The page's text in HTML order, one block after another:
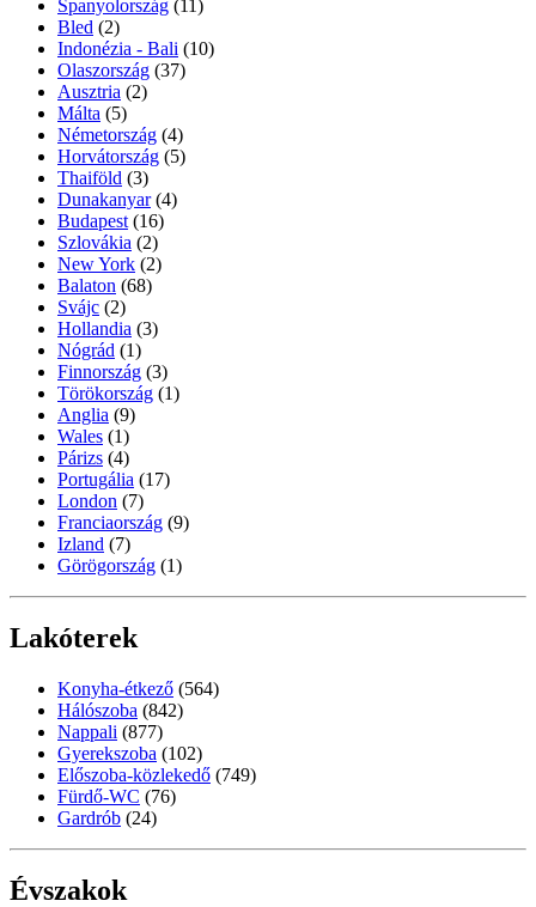
Spanyolország (11)
Bled (2)
Indonézia - Bali (10)
Olaszország (37)
Ausztria (2)
Málta (5)
Németország (4)
Horvátország (5)
Thaiföld (3)
Dunakanyar (4)
Budapest (16)
Szlovákia (2)
New York (2)
Balaton (68)
Svájc (2)
Hollandia (3)
Nógrád (1)
Finnország (3)
Törökország (1)
Anglia (9)
Wales (1)
Párizs (4)
Portugália (17)
London (7)
Franciaország (9)
Izland (7)
Görögország (1)
Lakóterek
Konyha-étkező (564)
Hálószoba (842)
Nappali (877)
Gyerekszoba (102)
Előszoba-közlekedő (749)
Fürdő-WC (76)
Gardrób (24)
Évszakok